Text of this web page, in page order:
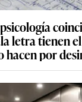
letra tienen
hacen por